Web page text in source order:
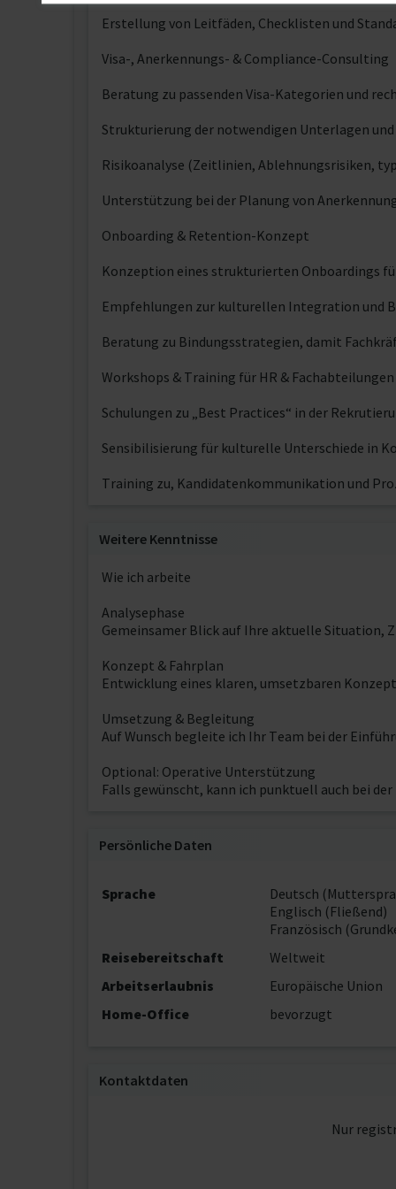
Erstellung von Leitfäden, Checklisten und
Visa-, Anerkennungs- & Compliance-Consulting
Beratung zu passenden Visa-Kategorien und
Strukturierung der notwendigen Unterlagen
Risikoanalyse (Zeitlinien, Ablehnungsrisiken,
Unterstützung bei der Planung von
Onboarding & Retention-Konzept
Konzeption eines strukturierten Onboardings
Empfehlungen zur kulturellen Integration und
Beratung zu Bindungsstrategien, damit
Workshops & Training für HR & Fachabteilungen
Schulungen zu „Best Practices“ in der
Sensibilisierung für kulturelle Unterschiede in
Training zu, Kandidatenkommunikation und
Weitere Kenntnisse
Wie ich arbeite
Analysephase
Gemeinsamer Blick auf Ihre aktuelle Situation,
Konzept & Fahrplan
Entwicklung eines klaren, umsetzbaren
Umsetzung & Begleitung
Auf Wunsch begleite ich Ihr Team bei der
Optional: Operative Unterstützung
Falls gewünscht, kann ich punktuell auch bei
Persönliche Daten
Sprache
Deutsch
Englisch (Fließend)
Französisch
Reisebereitschaft
Weltweit
Arbeitserlaubnis
Europäische Union
Home-Office
bevorzugt
Kontaktdaten
Nur